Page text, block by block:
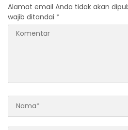
Alamat email Anda tidak akan
wajib ditandai *